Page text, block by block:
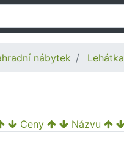
nábytek Lehátka
Ceny Názvu